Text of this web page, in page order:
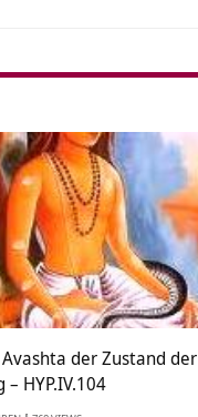
der Zustand der
– HYP.IV.104